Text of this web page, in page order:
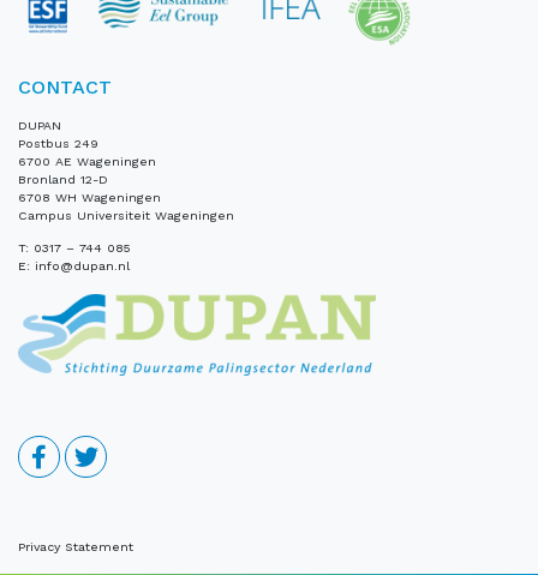
CONTACT
DUPAN
Postbus 249
6700 AE Wageningen
Bronland 12-D
6708 WH Wageningen
Campus Universiteit Wageningen
T: 0317 – 744 085
E: info@dupan.nl
Privacy Statement